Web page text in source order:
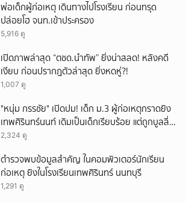
พ่อเด็กผู้ก่อเหตุ เดินทางไปโรงเรียน ก่อนทรุด
ปล่อยโฮ จนท.เข้าประครอง
5,916 ดู
เปิดภาพล่าสุด “ตชด.นำทัพ” ยิ่งน่าสลด! หลังคดี
เงียบ ก่อนปรากฎตัวล่าสุด ยิ่งหดหู่?!
1,007 ดู
"หนุ่ม กรรชัย" เปิดปม! เด็ก ม.3 ผู้ก่อเหตุกราดยิง
เทพศิรินทร์นนท์ เดิมเป็นเด็กเรียบร้อย แต่ถูกบูลลี่
หนัก คาดแรงกดดันสะสมกลายเป็นแรงแค้น จนก่อ
2,324 ดู
ตำรวจพบข้อมูลสำคัญ ในคอมพิวเตอร์นักเรียน
ก่อเหตุ ยิงในโรงเรียนเทพศิรินทร์ นนทบุรี
1,291 ดู